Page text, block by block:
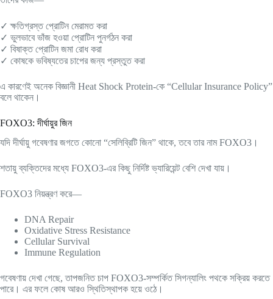
✓ ক্ষতিগ্রস্ত প্রোটিন মেরামত করা
✓ ভুলভাবে ভাঁজ হওয়া প্রোটিন পুনর্গঠন করা
✓ বিষাক্ত প্রোটিন জমা রোধ করা
✓ কোষকে ভবিষ্যতের চাপের জন্য প্রস্তুত করা
এ কারণেই অনেক বিজ্ঞানী Heat Shock Protein-কে “Cellular Insurance Policy”
বলে থাকেন।
FOXO3: দীর্ঘায়ুর জিন
যদি দীর্ঘায়ু গবেষণার জগতে কোনো “সেলিব্রিটি জিন” থাকে, তবে তার নাম FOXO3।
শতায়ু ব্যক্তিদের মধ্যে FOXO3-এর কিছু নির্দিষ্ট ভ্যারিয়েন্ট বেশি দেখা যায়।
FOXO3 নিয়ন্ত্রণ করে—
DNA Repair
Oxidative Stress Resistance
Cellular Survival
Immune Regulation
গবেষণায় দেখা গেছে, তাপজনিত চাপ FOXO3-সম্পর্কিত সিগন্যালিং পথকে সক্রিয় করতে
পারে। এর ফলে কোষ আরও স্থিতিস্থাপক হয়ে ওঠে।